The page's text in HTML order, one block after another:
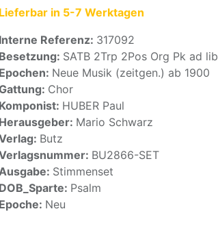
Lieferbar in 5-7 Werktagen
Interne Referenz: 317092
Besetzung: SATB 2Trp 2Pos Org Pk ad lib
Epochen: Neue Musik (zeitgen.) ab 1900
Chor
Komponist: HUBER Paul
Herausgeber: Mario Schwarz
Butz
BU2866-SET
Stimmenset
DOB_Sparte: Psalm
Epoche: Neu